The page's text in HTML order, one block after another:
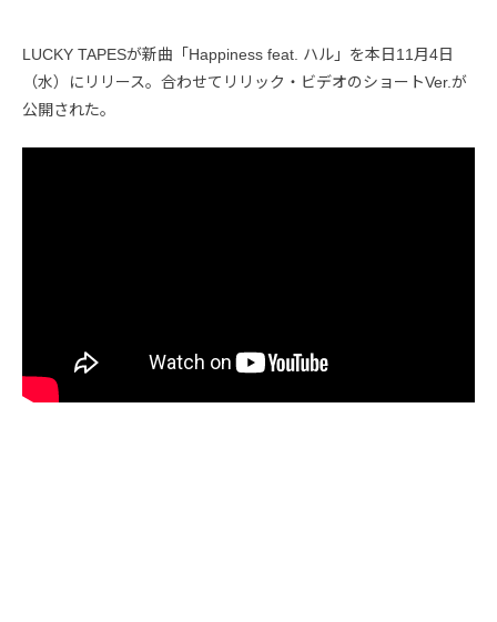
LUCKY TAPESが新曲「Happiness feat. ハル」を本日11月4日
（水）にリリース。合わせてリリック・ビデオのショートVer.が
公開された。